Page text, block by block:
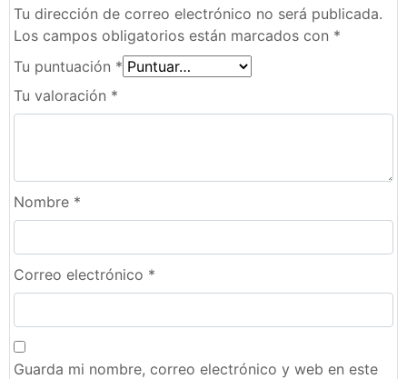
Tu dirección de correo electrónico no será publicada.
Los campos obligatorios están marcados con *
Tu puntuación *
Tu valoración *
Nombre *
Correo electrónico *
Guarda mi nombre, correo electrónico y web en este